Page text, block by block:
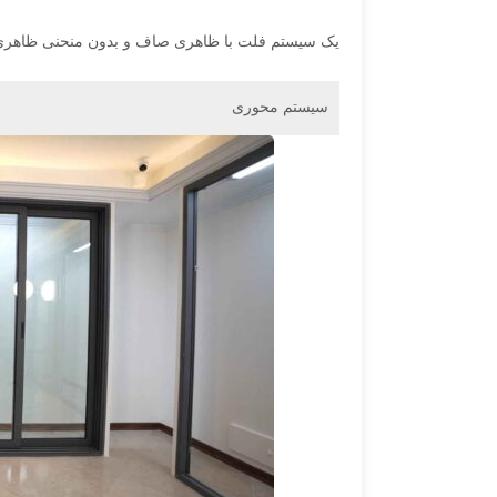
یک سیستم فلت با ظاهری صاف و بدون منحنی
سیستم محوری